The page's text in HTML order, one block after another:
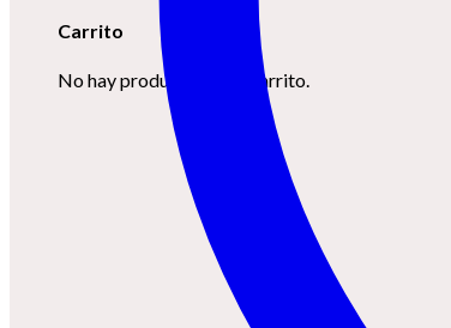
Carrito
No hay productos en el carrito.